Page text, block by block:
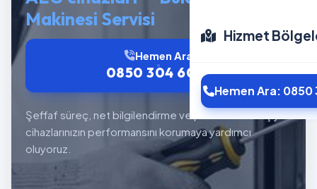
Hizmet
Hemen Ara: 0850
Makinesi Servisi
Şeffaf süreç, net bilgilendirme ve planlı servis akışıyla
cihazlarınızın performansını korumaya yardımcı
oluyoruz.
Hemen Ara
0850 304 6012